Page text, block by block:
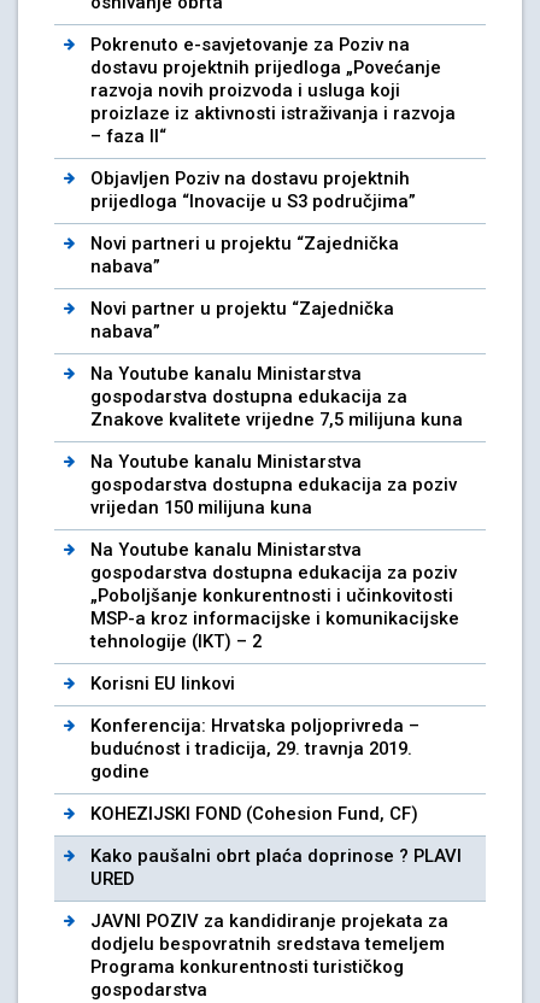
Pokrenuto e-savjetovanje za Poziv na
dostavu projektnih prijedloga „Povećanje
razvoja novih proizvoda i usluga koji
proizlaze iz aktivnosti istraživanja i razvoja
– faza II“
Objavljen Poziv na dostavu projektnih
prijedloga “Inovacije u S3 područjima”
Novi partneri u projektu “Zajednička
nabava”
Novi partner u projektu “Zajednička
nabava”
Na Youtube kanalu Ministarstva
gospodarstva dostupna edukacija za
Znakove kvalitete vrijedne 7,5 milijuna kuna
Na Youtube kanalu Ministarstva
gospodarstva dostupna edukacija za poziv
vrijedan 150 milijuna kuna
Na Youtube kanalu Ministarstva
gospodarstva dostupna edukacija za poziv
„Poboljšanje konkurentnosti i učinkovitosti
MSP-a kroz informacijske i komunikacijske
tehnologije (IKT) – 2
Korisni EU linkovi
Konferencija: Hrvatska poljoprivreda –
budućnost i tradicija, 29. travnja 2019.
godine
KOHEZIJSKI FOND (Cohesion Fund, CF)
Kako paušalni obrt plaća doprinose ? PLAVI
URED
JAVNI POZIV za kandidiranje projekata za
dodjelu bespovratnih sredstava temeljem
Programa konkurentnosti turističkog
gospodarstva